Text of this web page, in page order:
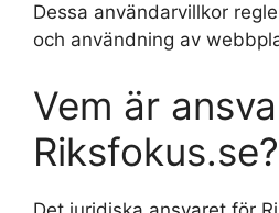
Dessa användarvillkor
och användning av
Vem är
Riksfokus.se?